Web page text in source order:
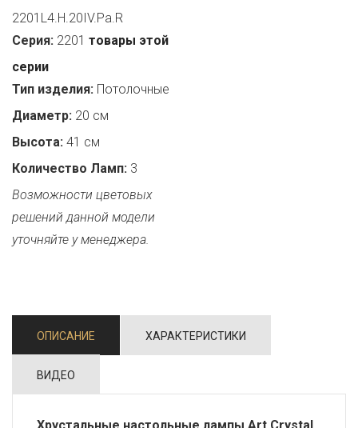
2201L4.H.20IV.Pa.R
Серия: 2201 товары этой
серии
Тип изделия: Потолочные
Диаметр: 20 см
Высота: 41 см
Количество Ламп: 3
Возможности цветовых
решений данной модели
уточняйте у менеджера.
ОПИСАНИЕ ХАРАКТЕРИСТИКИ
ВИДЕО